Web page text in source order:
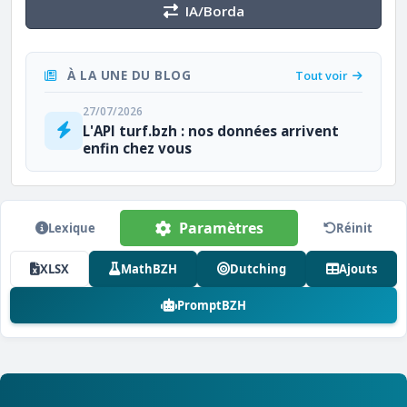
IA/Borda
À LA UNE DU BLOG Tout voir
27/07/2026
L'API turf.bzh : nos données arrivent
enfin chez vous
Lexique Paramètres Réinit
XLSX MathBZH Dutching Ajouts
PromptBZH